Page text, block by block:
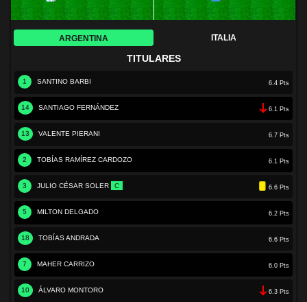
ARGENTINA ITALIA
TITULARES
1 SANTINO BARBI 6.4 Pts
14 SANTIAGO FERNÁNDEZ 6.1 Pts
13 VALENTE PIERANI 6.7 Pts
2 TOBÍAS RAMÍREZ CARDOZO 6.1 Pts
3 JULIO CÉSAR SOLER C 6.6 Pts
5 MILTON DELGADO 6.2 Pts
18 TOBÍAS ANDRADA 6.6 Pts
7 MAHER CARRIZO 6.0 Pts
10 ÁLVARO MONTORO 6.3 Pts